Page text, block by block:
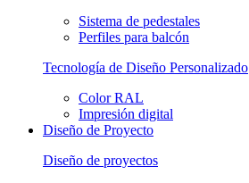
Sistema de pedestales
Perfiles para balcón
Tecnología de Diseño Personalizado
Color RAL
Impresión digital
Diseño de Proyecto
Diseño de proyectos